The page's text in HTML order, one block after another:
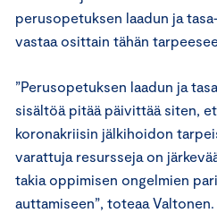
perusopetuksen laadun ja
vastaa osittain tähän
”Perusopetuksen laadun ja
sisältöä pitää päivittää siten,
koronakriisin jälkihoidon
varattuja resursseja on
takia oppimisen ongelmien
auttamiseen”, toteaa Valtonen.